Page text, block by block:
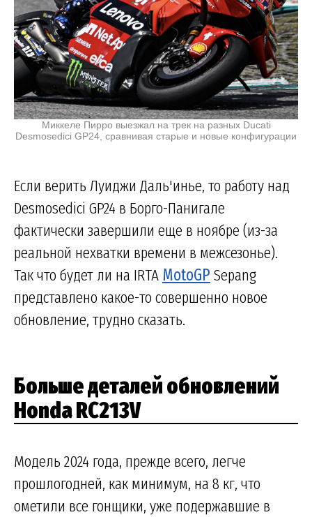
Миккеле Пирро выезжал на трек на разных Ducati
Desmosedici GP24, сравнивая старые и новые конфигурации
Если верить Луиджи Даль'инье, то работу над
Desmosedici GP24 в Борго-Панигале
фактически завершили еще в ноябре (из-за
реальной нехватки времени в межсезонье).
Так что будет ли на IRTA MotoGP Sepang
представлено какое-то совершенно новое
обновление, трудно сказать.
Больше деталей обновлений
Honda RC213V
Модель 2024 года, прежде всего, легче
прошлогодней, как минимум, на 8 кг, что
ометили все гонщики, уже подержавшие в